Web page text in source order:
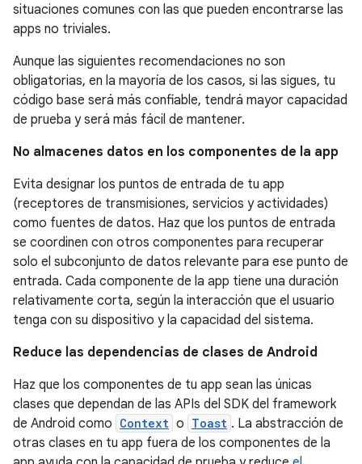
situaciones comunes con las que pueden encontrarse las
apps no triviales.
Aunque las siguientes recomendaciones no son
obligatorias, en la mayoría de los casos, si las sigues, tu
código base será más confiable, tendrá mayor capacidad
de prueba y será más fácil de mantener.
No almacenes datos en los componentes de la app
Evita designar los puntos de entrada de tu app
(receptores de transmisiones, servicios y actividades)
como fuentes de datos. Haz que los puntos de entrada
se coordinen con otros componentes para recuperar
solo el subconjunto de datos relevante para ese punto de
entrada. Cada componente de la app tiene una duración
relativamente corta, según la interacción que el usuario
tenga con su dispositivo y la capacidad del sistema.
Reduce las dependencias de clases de Android
Haz que los componentes de tu app sean las únicas
clases que dependan de las APIs del SDK del framework
de Android como Context o Toast . La abstracción de
otras clases en tu app fuera de los componentes de la